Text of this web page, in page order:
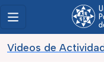
Videos de